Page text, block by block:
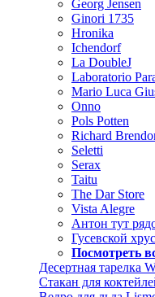
Georg Jensen
Ginori 1735
Hronika
Ichendorf
La DoubleJ
Laboratorio
Mario Luca
Onno
Pols Potten
Richard
Seletti
Serax
Taitu
The Dar Store
Vista Alegre
Антон тут
Гусевской
Посмотреть
Десертная тарелка
Стакан для